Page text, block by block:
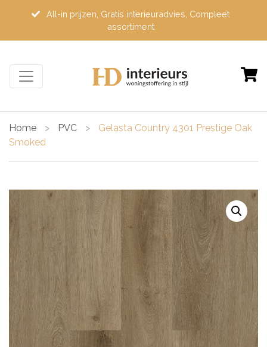
All-in prijzen, Gratis interieuradvies, Compleet
assortiment
Home > PVC >
Gelasta Country 4301 Prestige Oak
Smoked